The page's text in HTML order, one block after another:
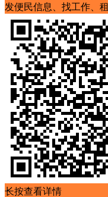
发便民信息、找工作、
长按查看详情